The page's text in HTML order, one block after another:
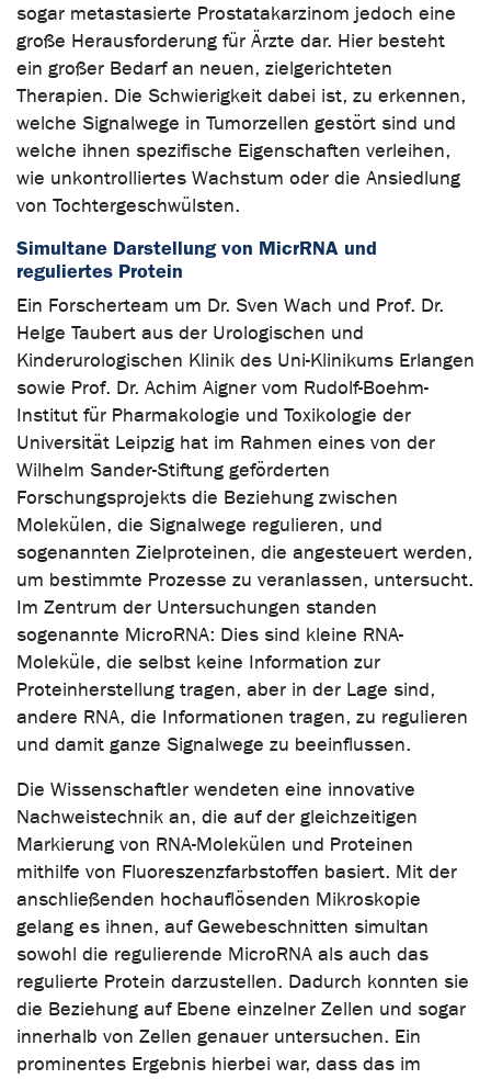
sogar metastasierte Prostatakarzinom jedoch eine
große Herausforderung für Ärzte dar. Hier besteht
ein großer Bedarf an neuen, zielgerichteten
Therapien. Die Schwierigkeit dabei ist, zu erkennen,
welche Signalwege in Tumorzellen gestört sind und
welche ihnen spezifische Eigenschaften verleihen,
wie unkontrolliertes Wachstum oder die Ansiedlung
von Tochtergeschwülsten.
Simultane Darstellung von MicrRNA und
reguliertes Protein
Ein Forscherteam um Dr. Sven Wach und Prof. Dr.
Helge Taubert aus der Urologischen und
Kinderurologischen Klinik des Uni-Klinikums Erlangen
sowie Prof. Dr. Achim Aigner vom Rudolf-Boehm-
Institut für Pharmakologie und Toxikologie der
Universität Leipzig hat im Rahmen eines von der
Wilhelm Sander-Stiftung geförderten
Forschungsprojekts die Beziehung zwischen
Molekülen, die Signalwege regulieren, und
sogenannten Zielproteinen, die angesteuert werden,
um bestimmte Prozesse zu veranlassen, untersucht.
Im Zentrum der Untersuchungen standen
sogenannte MicroRNA: Dies sind kleine RNA-
Moleküle, die selbst keine Information zur
Proteinherstellung tragen, aber in der Lage sind,
andere RNA, die Informationen tragen, zu regulieren
und damit ganze Signalwege zu beeinflussen.
Die Wissenschaftler wendeten eine innovative
Nachweistechnik an, die auf der gleichzeitigen
Markierung von RNA-Molekülen und Proteinen
mithilfe von Fluoreszenzfarbstoffen basiert. Mit der
anschließenden hochauflösenden Mikroskopie
gelang es ihnen, auf Gewebeschnitten simultan
sowohl die regulierende MicroRNA als auch das
regulierte Protein darzustellen. Dadurch konnten sie
die Beziehung auf Ebene einzelner Zellen und sogar
innerhalb von Zellen genauer untersuchen. Ein
prominentes Ergebnis hierbei war, dass das im